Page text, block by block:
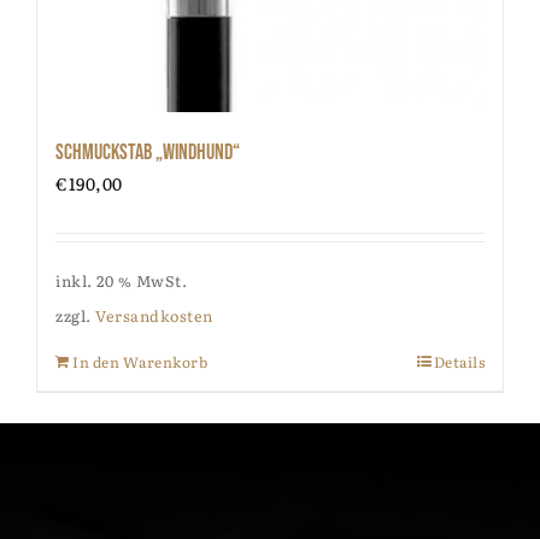
Schmuckstab „Windhund“
€190,00
inkl. 20 % MwSt.
zzgl. Versandkosten
In den Warenkorb Details